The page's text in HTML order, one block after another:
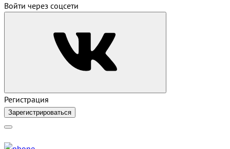
Войти через соцсети
Регистрация
Зарегистрироваться